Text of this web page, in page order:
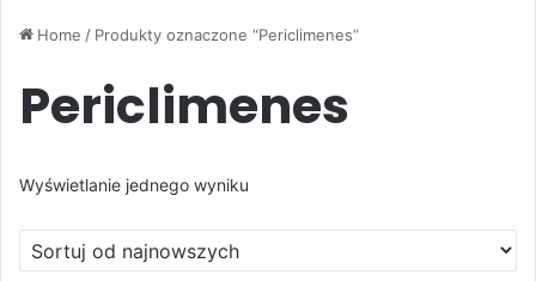
Home / Produkty oznaczone “Periclimenes”
Periclimenes
Wyświetlanie jednego wyniku